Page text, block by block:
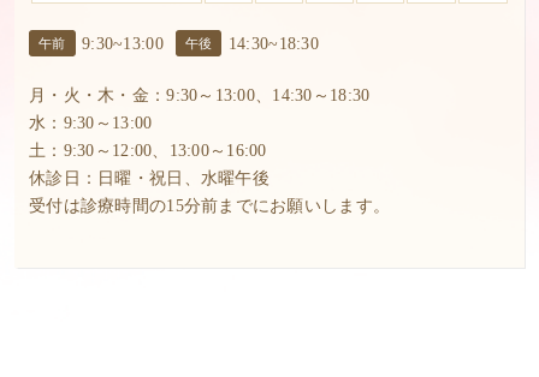
午前 9:30~13:00 午後 14:30~18:30
月・火・木・金：9:30～13:00、14:30～18:30
水：9:30～13:00
土：9:30～12:00、13:00～16:00
休診日：日曜・祝日、水曜午後
受付は診療時間の15分前までにお願いします。